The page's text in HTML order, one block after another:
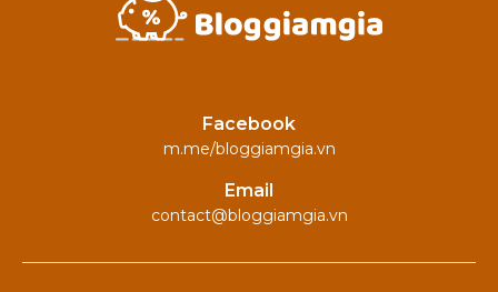
Facebook
m.me/bloggiamgia.vn
Email
contact@bloggiamgia.vn